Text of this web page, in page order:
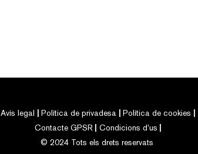
Avís legal Política de privadesa
Política de cookies
Contacte GPSR
Condicions d’us
© 2024 Tots els drets reservats